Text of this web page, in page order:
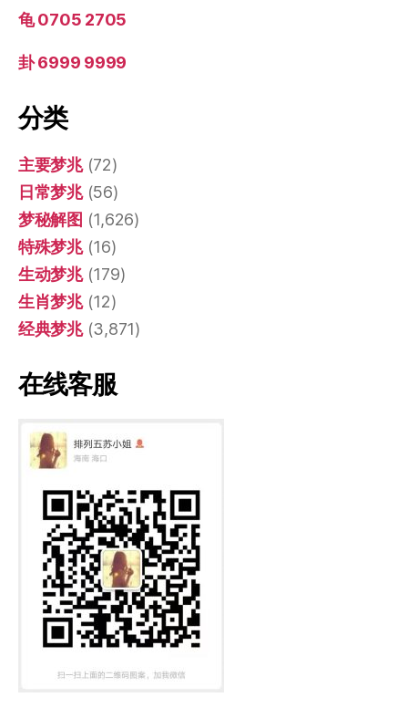
龟 0705 2705
卦 6999 9999
分类
主要梦兆(72)
日常梦兆(56)
梦秘解图 (1,626)
特殊梦兆(16)
生动梦兆(179)
生肖梦兆(12)
经典梦兆(3,871)
在线客服